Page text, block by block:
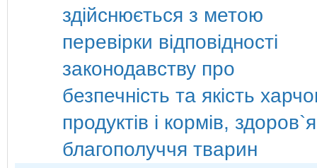
здійснюється з метою
перевірки відповідності
законодавству про
безпечність та якість
продуктів і кормів,
благополуччя тварин